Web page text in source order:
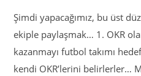
Şimdi yapacağımız, bu üst
ekiple paylaşmak… 1. OKR
kazanmayı futbol takımı
kendi OKR’lerini belirlerler…